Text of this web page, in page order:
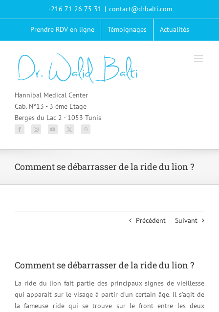
+216 71 26 75 31 | contact@drbalti.com
Prendre RDV en ligne Témoignages Actualités
Hannibal Medical Center
Cab. N°13 - 3 ème Etage
Berges du Lac 2 - 1053 Tunis
Comment se débarrasser de la ride du lion ?
Précédent Suivant
Comment se débarrasser de la ride du lion ?
La ride du lion fait partie des principaux signes de vieillesse
qui apparait sur le visage à partir d’un certain âge. Il s’agit de
la fameuse ride qui se trouve sur le front entre les deux